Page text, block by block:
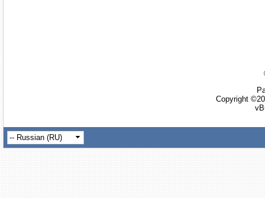
Copyright